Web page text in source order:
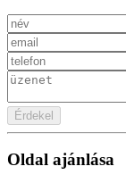
Érdekel
Oldal ajánlása